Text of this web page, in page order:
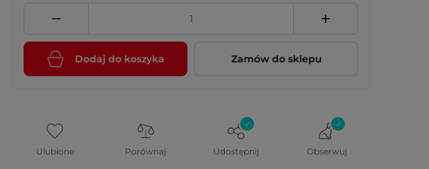
Dodaj do koszyka Zamów do sklepu
Ulubione Porównaj Udostępnij Obserwuj